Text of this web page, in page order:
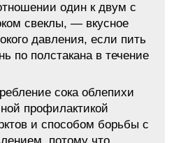
один к двум с
свеклы, — вкусное
давления, если пить
по полстакана в течение
сока облепихи
профилактикой
и способом борьбы с